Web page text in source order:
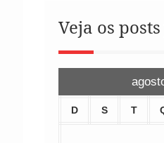
Veja os
D S T